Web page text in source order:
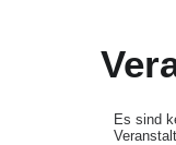
Es sind